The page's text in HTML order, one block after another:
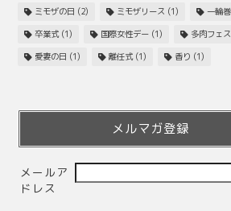
ミモザの日 (2) ミモザリース (1) 一輪
卒業式(1) 国際女性デー(1) 多肉フェス
愛妻の日 (1) 離任式(1) 香り (1)
メルマガ登録
メールア
ドレス